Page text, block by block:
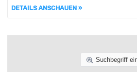
DETAILS ANSCHAUEN »